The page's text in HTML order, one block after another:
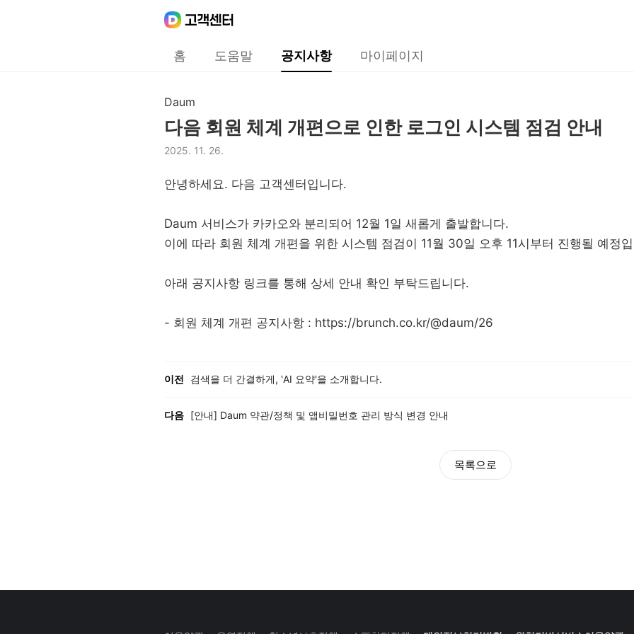
홈 도움말 공지사항 마이페이지
Daum
다음 회원 체계 개편으로 인한 로그인 시스템 점검 안내
2025. 11. 26.
안녕하세요. 다음 고객센터입니다.
Daum 서비스가 카카오와 분리되어 12월 1일 새롭게 출발합니다.
이에 따라 회원 체계 개편을 위한 시스템 점검이 11월 30일 오후 11시부터 진행될 예정
아래 공지사항 링크를 통해 상세 안내 확인 부탁드립니다.
- 회원 체계 개편 공지사항 : https://brunch.co.kr/@daum/26
이전 검색을 더 간결하게, 'AI 요약'을 소개합니다.
다음 [안내] Daum 약관/정책 및 앱비밀번호 관리 방식 변경 안내
목록으로